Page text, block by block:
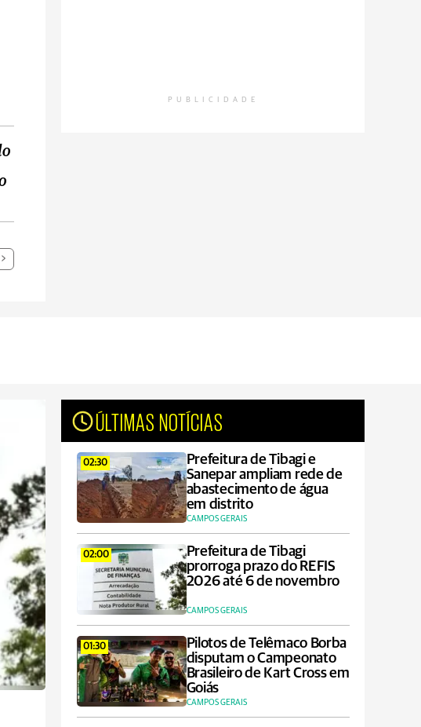
PUBLICIDADE
ÚLTIMAS NOTÍCIAS
02:30
Prefeitura de Tibagi e
Sanepar ampliam rede de
abastecimento de água
em distrito
CAMPOS GERAIS
02:00
Prefeitura de Tibagi
prorroga prazo do REFIS
2026 até 6 de novembro
CAMPOS GERAIS
01:30
Pilotos de Telêmaco Borba
disputam o Campeonato
Brasileiro de Kart Cross em
Goiás
CAMPOS GERAIS